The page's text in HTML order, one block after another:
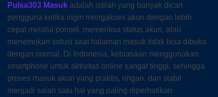
Pulsa303 Masuk adalah istilah yang banyak dicari
pengguna ketika ingin mengakses akun dengan lebih
cepat melalui ponsel, memeriksa status akun, atau
menemukan solusi saat halaman masuk tidak bisa dibuka
dengan normal. Di Indonesia, kebiasaan menggunakan
smartphone untuk aktivitas online sangat tinggi, sehingga
proses masuk akun yang praktis, ringan, dan stabil
menjadi salah satu hal yang paling diperhatikan